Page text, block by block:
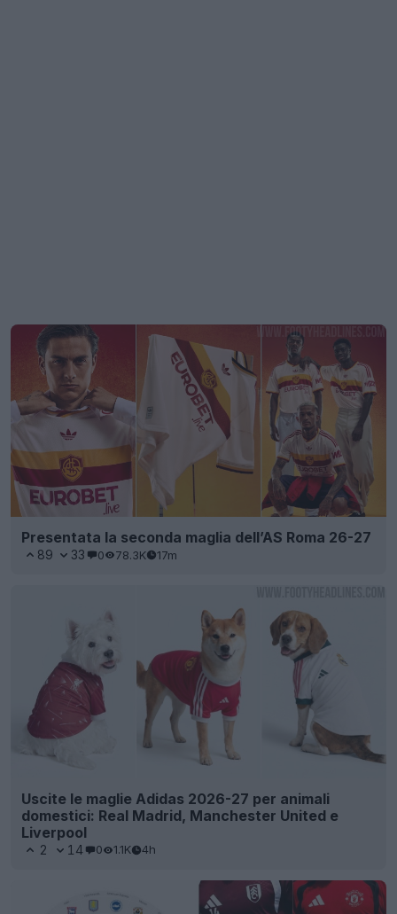
Presentata la seconda maglia dell’AS Roma 26-27
89 33 0 78.3K 17m
Uscite le maglie Adidas 2026-27 per animali
domestici: Real Madrid, Manchester United e
Liverpool
2 14 0 1.1K 4h